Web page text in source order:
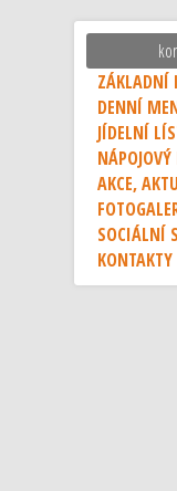
ZÁKLADNÍ
DENNÍ
JÍDELNÍ
AKCE,
SOCIÁLNÍ
KONTAKTY